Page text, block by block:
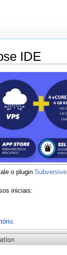
IDE
o plugin Subversive
iniciais:
.